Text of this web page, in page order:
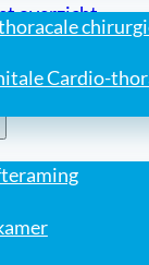
Cardio-
overzicht